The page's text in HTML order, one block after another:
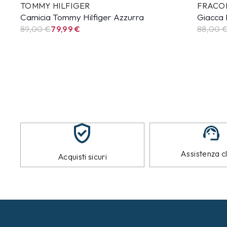
TOMMY HILFIGER
Camicia Tommy Hilfiger Azzurra
89,00 €79,99€
Giacca
88,00
Acquisti sicuri Assistenza